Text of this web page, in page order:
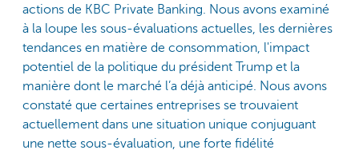
actions de KBC Private Banking. Nous avons examiné
à la loupe les sous-évaluations actuelles, les dernières
tendances en matière de consommation, l'impact
potentiel de la politique du président Trump et la
manière dont le marché l’a déjà anticipé. Nous avons
constaté que certaines entreprises se trouvaient
actuellement dans une situation unique conjuguant
une nette sous-évaluation, une forte fidélité